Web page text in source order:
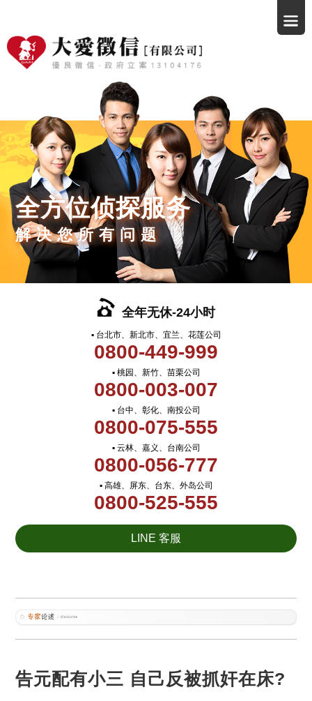
全方位侦探服务
解决您所有问题
全年无休-24小时
▪ 台北市、新北市、宜兰、花莲公司
0800-449-999
▪ 桃园、新竹、苗栗公司
0800-003-007
▪ 台中、彰化、南投公司
0800-075-555
▪ 云林、嘉义、台南公司
0800-056-777
▪ 高雄、屏东、台东、外岛公司
0800-525-555
LINE 客服
告元配有小三 自己反被抓奸在床?